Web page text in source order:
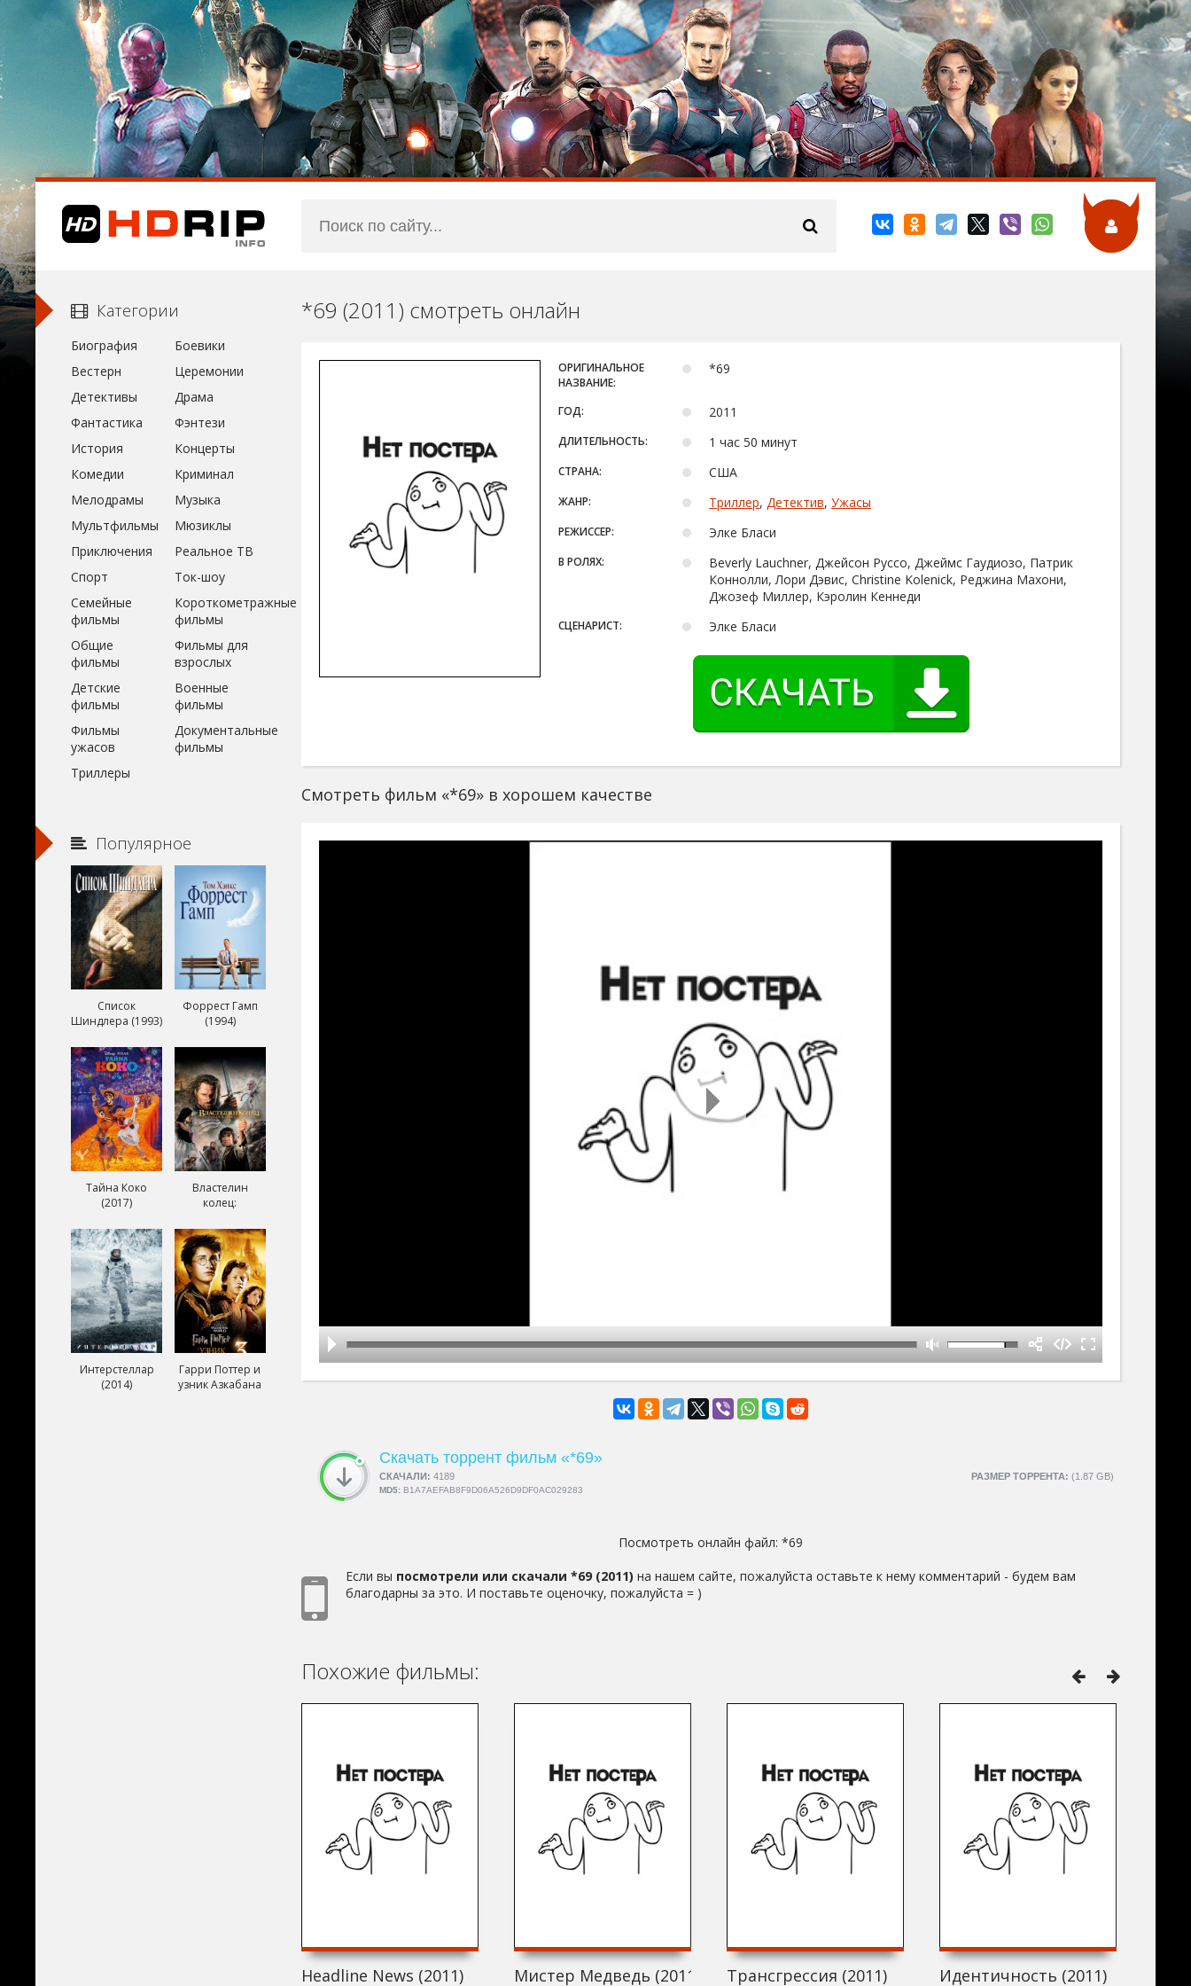
*69 (2011) смотреть онлайн
ОРИГИНАЛЬНОЕ
НАЗВАНИЕ:
*69
ГОД: 2011
ДЛИТЕЛЬНОСТЬ: 1 час 50 минут
СТРАНА: США
ЖАНР: Триллер, Детектив, Ужасы
РЕЖИССЕР: Элке Бласи
В РОЛЯХ:
Beverly Lauchner, Джейсон Руссо, Джеймс Гаудиозо, Патрик
Коннолли, Лори Дэвис, Christine Kolenick, Реджина Махони,
Джозеф Миллер, Кэролин Кеннеди
СЦЕНАРИСТ: Элке Бласи
Смотреть фильм «*69» в хорошем качестве
Скачать торрент фильм «*69»
РАЗМЕР ТОРРЕНТА: (1.87 GB)
СКАЧАЛИ: 4189
MD5: B1A7AEFAB8F9D06A526D9DF0AC029283
Посмотреть онлайн файл: *69
Если вы посмотрели или скачали *69 (2011) на нашем сайте, пожалуйста оставьте к нему комментарий - будем вам
благодарны за это. И поставьте оценочку, пожалуйста = )
Похожие фильмы:
Headline News (2011) Мистер Медведь (2011) Трансгрессия (2011) Идентичность (2011)
Категории
Биография
Боевики
Вестерн
Церемонии
Детективы
Драма
Фантастика
Фэнтези
История
Концерты
Комедии
Криминал
Мелодрамы
Музыка
Мультфильмы
Мюзиклы
Приключения
Реальное ТВ
Спорт
Ток-шоу
Семейные
фильмы
Короткометражные
фильмы
Общие
фильмы
Фильмы для
взрослых
Детские
фильмы
Военные
фильмы
Фильмы
ужасов
Документальные
фильмы
Триллеры
Популярное
Список
Шиндлера (1993)
Форрест Гамп
(1994)
Тайна Коко
(2017)
Властелин
колец:
короля (2003)
Интерстеллар
(2014)
Гарри Поттер и
узник Азкабана